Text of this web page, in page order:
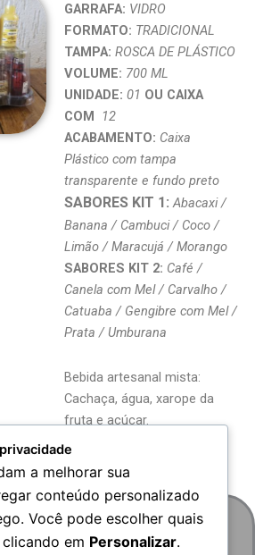
GARRAFA: VIDRO
FORMATO: TRADICIONAL
TAMPA: ROSCA DE PLÁSTICO
VOLUME: 700 ML
UNIDADE: 01 OU CAIXA
COM 12
ACABAMENTO: Caixa
Plástico com tampa
transparente e fundo preto
SABORES KIT 1:Abacaxi /
Banana / Cambuci / Coco /
Limão / Maracujá / Morango
SABORES KIT 2: Café /
Canela com Mel / Carvalho /
Catuaba / Gengibre com Mel /
Prata / Umburana
Bebida artesanal mista:
Cachaça, água, xarope da
fruta e açúcar.
a melhorar sua
conteúdo personalizado
Você pode escolher quais
em Personalizar.